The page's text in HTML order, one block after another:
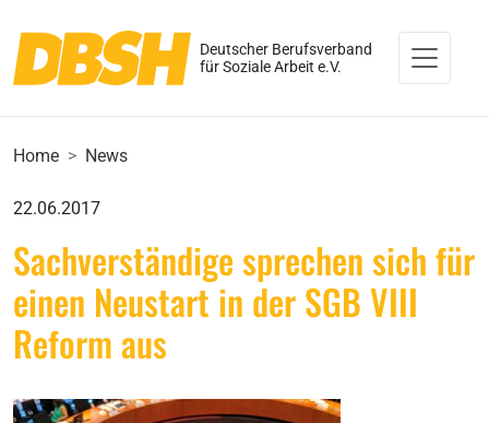
Deutscher Berufsverband
für Soziale Arbeit e.V.
Home News
22.06.2017
Sachverständige sprechen sich für
einen Neustart in der SGB VIII
Reform aus